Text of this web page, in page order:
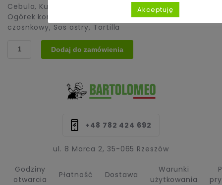
Cebula, Kukurydza Kurczak-gyros (130g),Mix sałat
Ogórek konserwowy
Papryka jalapeño,Pomidor
czosnkowy, Sos ostry, Tortilla
ilość
Dodaj do zamówienia
+48 782 424 692
ul. 8 Marca 2, 35-065 Rzeszów
Godziny
otwarcia
Płatność Dostawa
Warunki
użytkowania
Akceptuję